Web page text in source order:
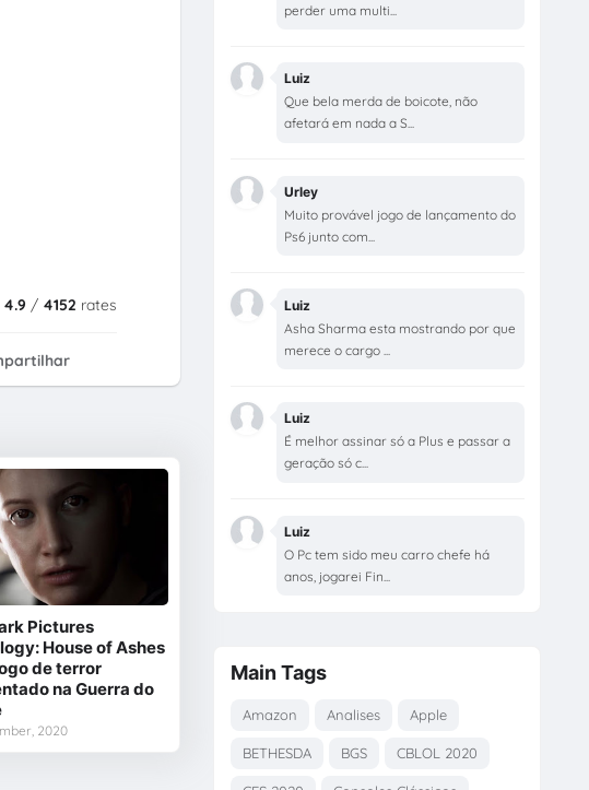
4.9 / 4152 rates
Pictures
House of Ashes
de terror
na Guerra do
2020
perder uma multi...
Luiz
Que bela merda de boicote, não
afetará em nada a S...
Urley
Muito provável jogo de lançamento do
Ps6 junto com...
Luiz
Asha Sharma esta mostrando por que
merece o cargo ...
Luiz
É melhor assinar só a Plus e passar a
geração só c...
Luiz
O Pc tem sido meu carro chefe há
anos, jogarei Fin...
Main Tags
Amazon Analises Apple
BETHESDA BGS CBLOL 2020